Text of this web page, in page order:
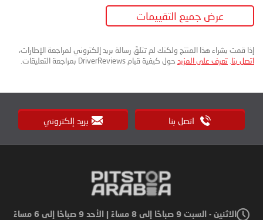
عرض جميع التقييمات
إذا قمت بشراء هذا المنتج ولكنك لم تتلقَ رسالة بريد إلكتروني لمراجعة الإطارات،
اتصل بنا تعرف على المزيد حول كيفية قيام DriverReviews بمراجعة التعليقات.
اتصل بنا بريد إلكتروني
الاثنين - السبت 9 صباحًا إلى 8 مساءً | الأحد 9 صباحًا إلى 6 مساءً